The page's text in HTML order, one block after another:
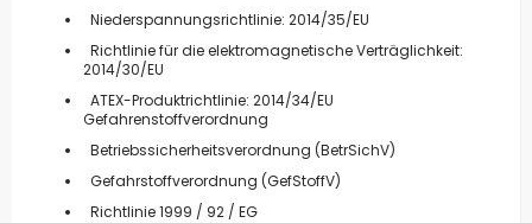
Niederspannungsrichtlinie: 2014/35/EU
Richtlinie für die elektromagnetische Verträglichkeit:
2014/30/EU
ATEX-Produktrichtlinie: 2014/34/EU
Gefahrenstoffverordnung
Betriebssicherheitsverordnung (BetrSichV)
Gefahrstoffverordnung (GefStoffV)
Richtlinie 1999 / 92 / EG